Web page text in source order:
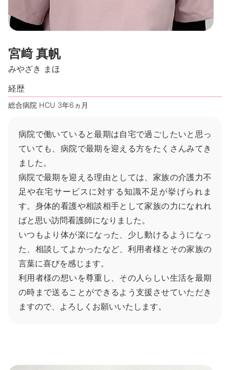
宮﨑 真帆
みやざき まほ
経歴
総合病院 HCU 3年6ヵ月
病院で働いていると最期は自宅で過ごしたいと思っ
ていても、病院で最期を迎える方をたくさんみてき
ました。
病院で最期を迎える理由としては、家族の介護力不
足や在宅サービスに対する知識不足が挙げられま
す。身体的看護や相談相手として家族の力になれれ
ばと思い訪問看護師になりました。
いつもより体が楽になった、少し動けるようになっ
た、相談してよかったなど、利用者様とその家族の
言葉に喜びを感じます。
利用者様の想いを尊重し、その人らしい生活を最期
の時まで送ることができるよう支援させていただき
ますので、よろしくお願いいたします。